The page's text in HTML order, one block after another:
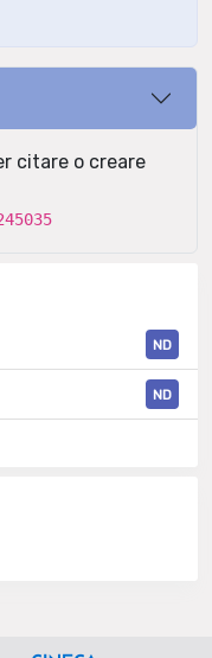
citare o creare
ND
ND